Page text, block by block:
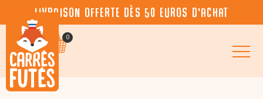
Livraison offerte dès 50 euros d’achat
0